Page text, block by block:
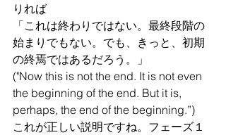
りれば
「これは終わりではない。最終段階の
始まりでもない。でも、きっと、初期
の終焉ではあるだろう。」
("Now this is not the end. It is not even
the beginning of the end. But it is,
perhaps, the end of the beginning.”)
これが正しい説明ですね。フェーズ１